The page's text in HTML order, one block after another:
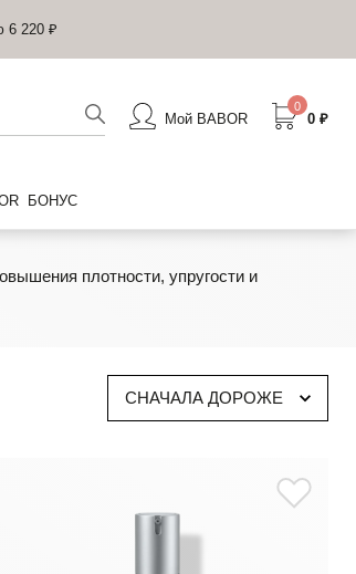
6 220 ₽
Мой BABOR
0
0 ₽
БОНУС
плотности, упругости и
СНАЧАЛА ДОРОЖЕ